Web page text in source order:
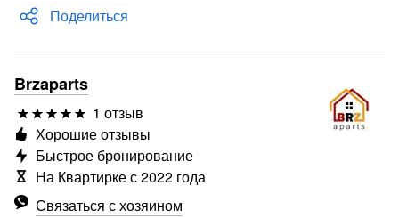
Поделиться
Brzaparts
1 отзыв
Связаться с хозяином
Хорошие отзывы
Быстрое бронирование
На Квартирке с 2022 года